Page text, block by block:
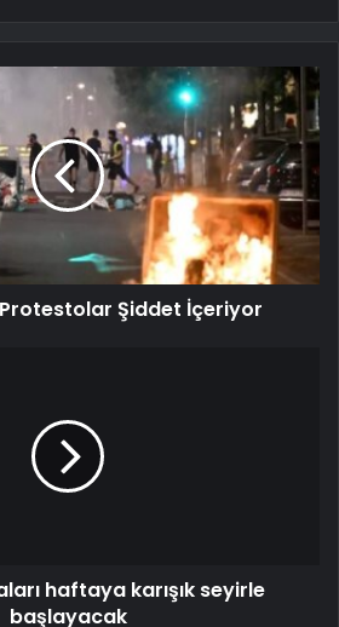
Şiddet İçeriyor
haftaya karışık seyirle
başlayacak